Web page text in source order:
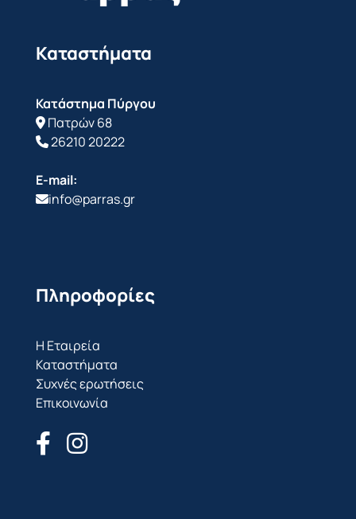
Καταστήματα
Κατάστημα Πύργου
Πατρών 68
26210 20222
E-mail:
info@parras.gr
Πληροφορίες
Η Εταιρεία
Καταστήματα
Συχνές ερωτήσεις
Επικοινωνία